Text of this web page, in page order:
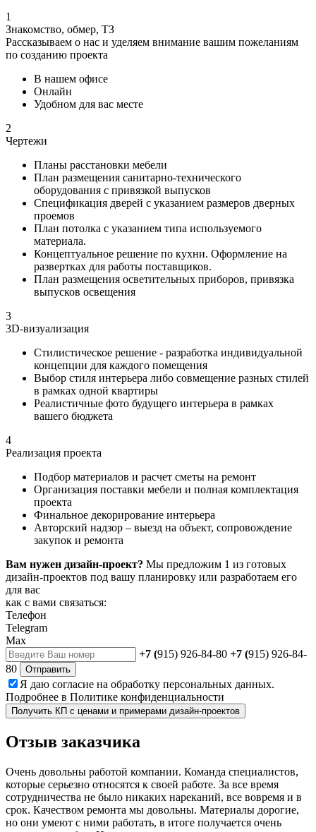
1
Знакомство, обмер, ТЗ
Рассказываем о нас и уделяем внимание вашим пожеланиям
по созданию проекта
В нашем офисе
Онлайн
Удобном для вас месте
2
Чертежи
Планы расстановки мебели
План размещения санитарно-технического
оборудования с привязкой выпусков
Спецификация дверей с указанием размеров дверных
проемов
План потолка с указанием типа используемого
материала.
Концептуальное решение по кухни. Оформление на
развертках для работы поставщиков.
План размещения осветительных приборов, привязка
выпусков освещения
3
3D-визуализация
Стилистическое решение - разработка индивидуальной
концепции для каждого помещения
Выбор стиля интерьера либо совмещение разных стилей
в рамках одной квартиры
Реалистичные фото будущего интерьера в рамках
вашего бюджета
4
Реализация проекта
Подбор материалов и расчет сметы на ремонт
Организация поставки мебели и полная комплектация
проекта
Финальное декорирование интерьера
Авторский надзор – выезд на объект, сопровождение
закупок и ремонта
Вам нужен дизайн-проект? Мы предложим 1 из готовых
дизайн-проектов под вашу планировку или разработаем его
для вас
как с вами связаться:
Телефон
Telegram
Max
+7 (915) 926-84-80 +7 (915) 926-84-
80
Отправить
Я даю согласие на обработку персональных данных.
Подробнее в Политике конфиденциальности
Получить КП с ценами и примерами дизайн-проектов
Отзыв заказчика
Очень довольны работой компании. Команда специалистов,
которые серьезно относятся к своей работе. За все время
сотрудничества не было никаких нареканий, все вовремя и в
срок. Качеством ремонта мы довольны. Материалы дорогие,
но они умеют с ними работать, в итоге получается очень